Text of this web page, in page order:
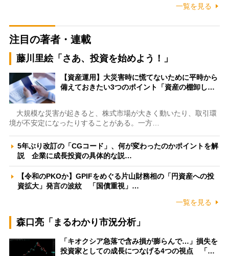
一覧を見る
注目の著者・連載
藤川里絵「さあ、投資を始めよう！」
【資産運用】大災害時に慌てないために平時から
備えておきたい3つのポイント「資産の棚卸し…
大規模な災害が起きると、株式市場が大きく動いたり、取引環
境が不安定になったりすることがある。一方…
5年ぶり改訂の「CGコード」、何が変わったのかポイントを解
説 企業に成長投資の具体的な説…
【令和のPKOか】GPIFをめぐる片山財務相の「円資産への投
資拡大」発言の波紋 「国債重視」…
一覧を見る
森口亮「まるわかり市況分析」
「キオクシア急落で含み損が膨らんで…」損失を
投資家としての成長につなげる4つの視点 「…